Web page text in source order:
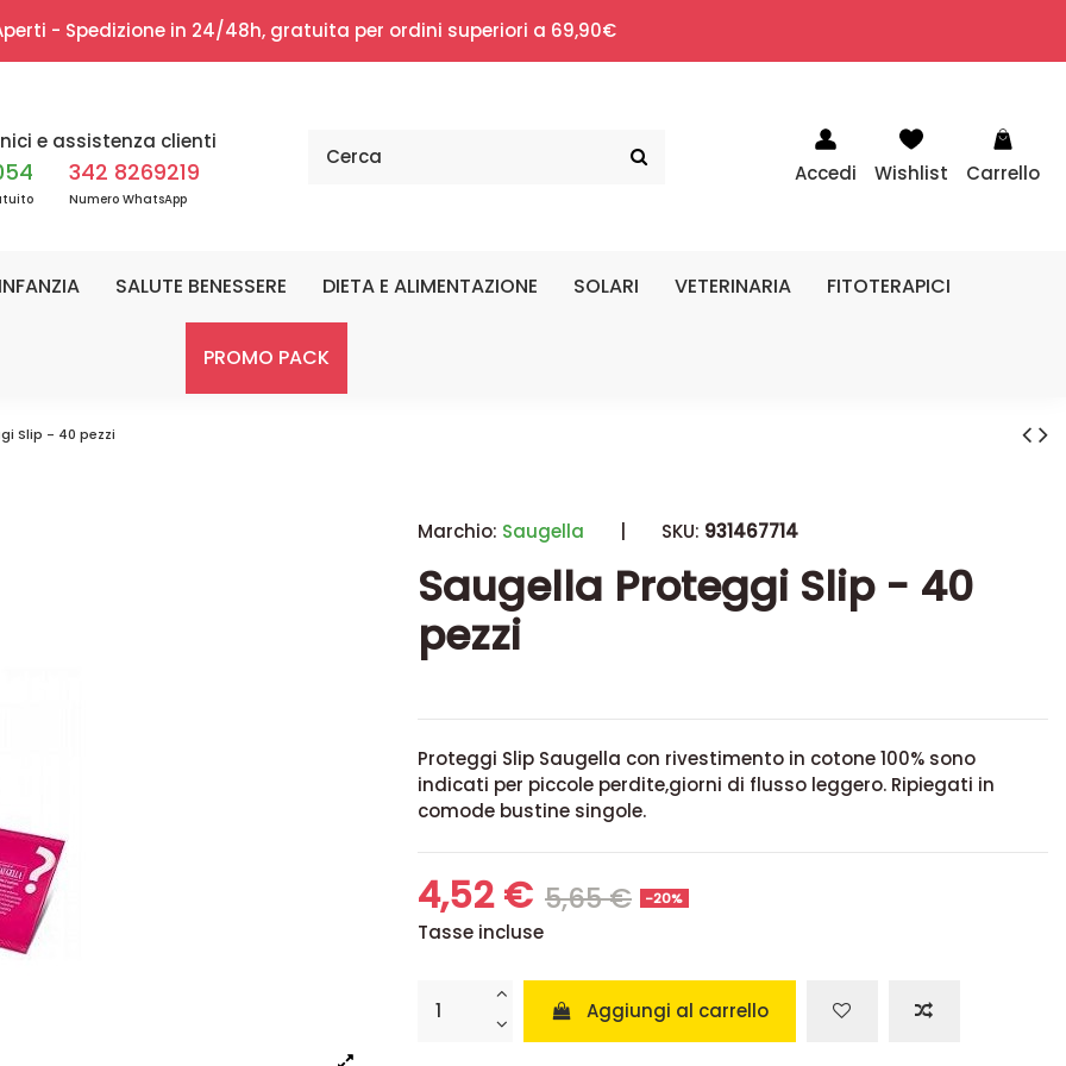
- Spedizione in 24/48h, gratuita per ordini superiori a 69,90€
e assistenza clienti
342 8269219
Numero WhatsApp
Accedi Wishlist Carrello
SALUTE BENESSERE DIETA E ALIMENTAZIONE SOLARI VETERINARIA FITOTERAPICI
PROMO PACK
Slip - 40 pezzi
Marchio: Saugella | SKU: 931467714
Saugella Proteggi Slip - 40
pezzi
Proteggi Slip Saugella con rivestimento in cotone 100% sono
indicati per piccole perdite,giorni di flusso leggero. Ripiegati in
comode bustine singole.
4,52 € 5,65 € -20%
Tasse incluse
Aggiungi al carrello